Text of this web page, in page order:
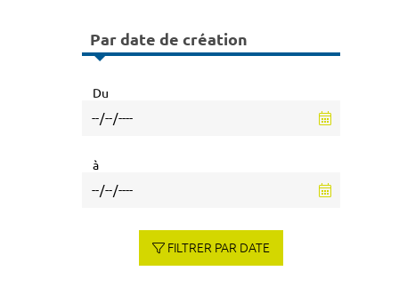
Par date de création
Du
à
FILTRER PAR DATE